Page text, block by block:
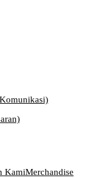
KamiMerchandise